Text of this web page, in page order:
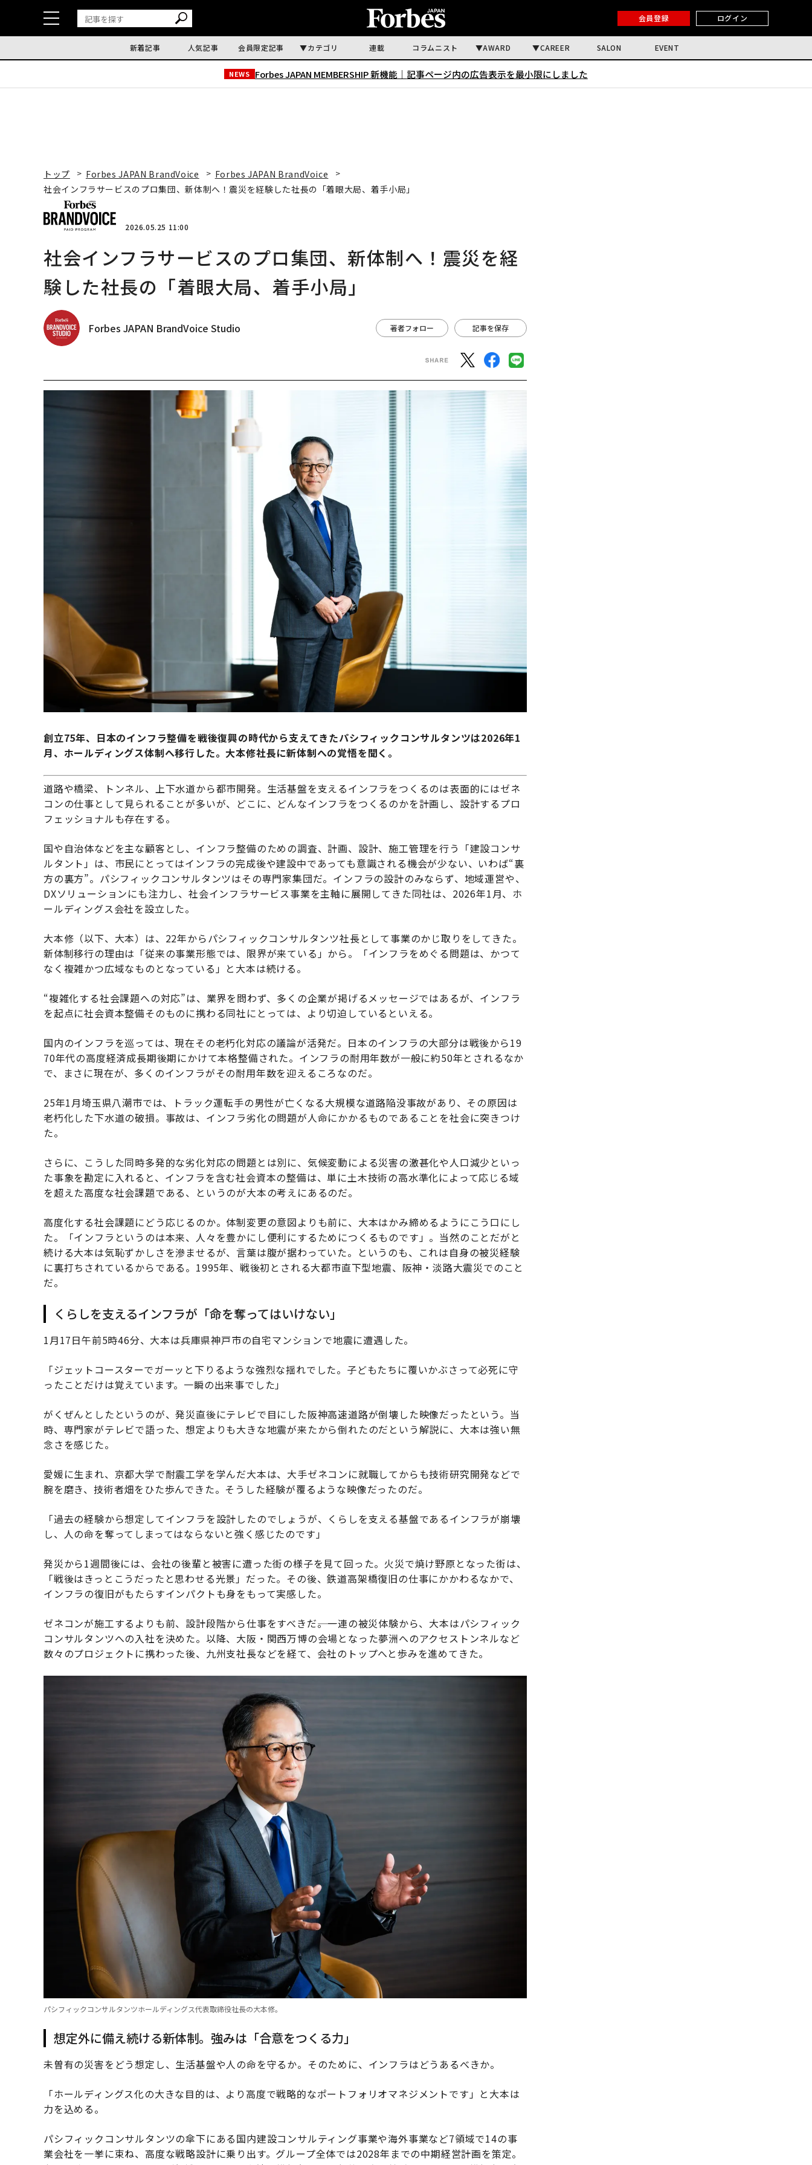
会員登録 ログイン
新着記事 人気記事 会員限定記事 カテゴリ 連載 コラムニスト AWARD CAREER SALON EVENT
NEWS Forbes JAPAN MEMBERSHIP 新機能｜ 記事ページ内の広告表示を最小限にしました
トップ Forbes JAPAN BrandVoice
Forbes JAPAN BrandVoice
社会インフラサービスのプロ集団、新体制へ！震災を経験した社長の「着眼大局、着手小局」
2026.05.25 11:00
社会インフラサービスのプロ集団、新体制へ！震災を経
験した社長の「着眼大局、着手小局」
Forbes JAPAN BrandVoice Studio 著者フォロー 記事を保存
創立75年、日本のインフラ整備を戦後復興の時代から支えてきたパシフィックコンサルタンツは2026年1
月、ホールディングス体制へ移行した。大本修社長に新体制への覚悟を聞く。
道路や橋梁、トンネル、上下水道から都市開発。生活基盤を支えるインフラをつくるのは表面的にはゼネ
コンの仕事として見られることが多いが、どこに、どんなインフラをつくるのかを計画し、設計するプロ
フェッショナルも存在する。
国や自治体などを主な顧客とし、インフラ整備のための調査、計画、設計、施工管理を行う「建設コンサ
ルタント」は、市民にとってはインフラの完成後や建設中であっても意識される機会が少ない、いわば“裏
方の裏方”。パシフィックコンサルタンツはその専門家集団だ。インフラの設計のみならず、地域運営や、
DXソリューションにも注力し、社会インフラサービス事業を主軸に展開してきた同社は、2026年1月、ホ
ールディングス会社を設立した。
大本修（以下、大本）は、22年からパシフィックコンサルタンツ社長として事業のかじ取りをしてきた。
新体制移行の理由は「従来の事業形態では、限界が来ている」から。「インフラをめぐる問題は、かつて
なく複雑かつ広域なものとなっている」と大本は続ける。
“複雑化する社会課題への対応”は、業界を問わず、多くの企業が掲げるメッセージではあるが、インフラ
を起点に社会資本整備そのものに携わる同社にとっては、より切迫しているといえる。
国内のインフラを巡っては、現在その老朽化対応の議論が活発だ。日本のインフラの大部分は戦後から19
70年代の高度経済成長期後期にかけて本格整備された。インフラの耐用年数が一般に約50年とされるなか
で、まさに現在が、多くのインフラがその耐用年数を迎えるころなのだ。
25年1月埼玉県八潮市では、トラック運転手の男性が亡くなる大規模な道路陥没事故があり、その原因は
老朽化した下水道の破損。事故は、インフラ劣化の問題が人命にかかるものであることを社会に突きつけ
た。
さらに、こうした同時多発的な劣化対応の問題とは別に、気候変動による災害の激甚化や人口減少といっ
た事象を勘定に入れると、インフラを含む社会資本の整備は、単に土木技術の高水準化によって応じる域
を超えた高度な社会課題である、というのが大本の考えにあるのだ。
高度化する社会課題にどう応じるのか。体制変更の意図よりも前に、大本はかみ締めるようにこう口にし
た。「インフラというのは本来、人々を豊かにし便利にするためにつくるものです」。当然のことだがと
続ける大本は気恥ずかしさを滲ませるが、言葉は腹が据わっていた。というのも、これは自身の被災経験
に裏打ちされているからである。1995年、戦後初とされる大都市直下型地震、阪神・淡路大震災でのこと
だ。
くらしを支えるインフラが「命を奪ってはいけない」
1月17日午前5時46分、大本は兵庫県神戸市の自宅マンションで地震に遭遇した。
「ジェットコースターでガーッと下りるような強烈な揺れでした。子どもたちに覆いかぶさって必死に守
ったことだけは覚えています。一瞬の出来事でした」
がくぜんとしたというのが、発災直後にテレビで目にした阪神高速道路が倒壊した映像だったという。当
時、専門家がテレビで語った、想定よりも大きな地震が来たから倒れたのだという解説に、大本は強い無
念さを感じた。
愛媛に生まれ、京都大学で耐震工学を学んだ大本は、大手ゼネコンに就職してからも技術研究開発などで
腕を磨き、技術者畑をひた歩んできた。そうした経験が覆るような映像だったのだ。
「過去の経験から想定してインフラを設計したのでしょうが、くらしを支える基盤であるインフラが崩壊
し、人の命を奪ってしまってはならないと強く感じたのです」
発災から1週間後には、会社の後輩と被害に遭った街の様子を見て回った。火災で焼け野原となった街は、
「戦後はきっとこうだったと思わせる光景」だった。その後、鉄道高架橋復旧の仕事にかかわるなかで、
インフラの復旧がもたらすインパクトも身をもって実感した。
ゼネコンが施工するよりも前、設計段階から仕事をすべきだ――。一連の被災体験から、大本はパシフィック
コンサルタンツへの入社を決めた。以降、大阪・関西万博の会場となった夢洲へのアクセストンネルなど
数々のプロジェクトに携わった後、九州支社長などを経て、会社のトップへと歩みを進めてきた。
パシフィックコンサルタンツホールディングス代表取締役社長の大本修。
想定外に備え続ける新体制。強みは「合意をつくる力」
未曽有の災害をどう想定し、生活基盤や人の命を守るか。そのために、インフラはどうあるべきか。
「ホールディングス化の大きな目的は、より高度で戦略的なポートフォリオマネジメントです」と大本は
力を込める。
パシフィックコンサルタンツの傘下にある国内建設コンサルティング事業や海外事業など7領域で14の事
業会社を一挙に束ね、高度な戦略設計に乗り出す。グループ全体では2028年までの中期経営計画を策定。